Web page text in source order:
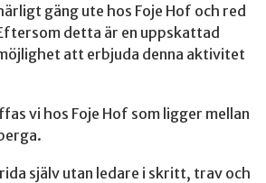
gäng ute hos Foje Hof och red
detta är en uppskattad
att erbjuda denna aktivitet
vi hos Foje Hof som ligger mellan
själv utan ledare i skritt, trav och